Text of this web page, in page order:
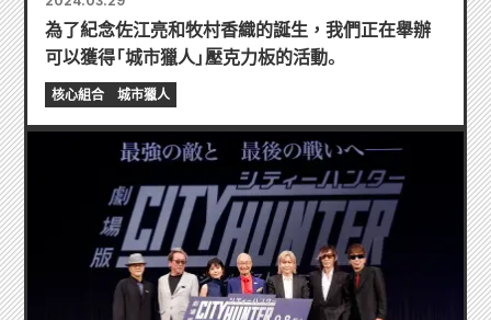
為了紀念佐江亮和牧村香織的誕生，我們正在舉辦
可以獲得「城市獵人」壓克力板的活動。
核心組合 城市獵人